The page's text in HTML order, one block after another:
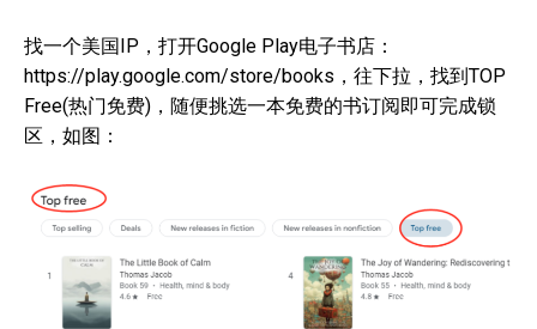
找一个美国IP，打开Google Play电子书店：
https://play.google.com/store/books，往下拉，找到TOP
Free(热门免费)，随便挑选一本免费的书订阅即可完成锁
区，如图：